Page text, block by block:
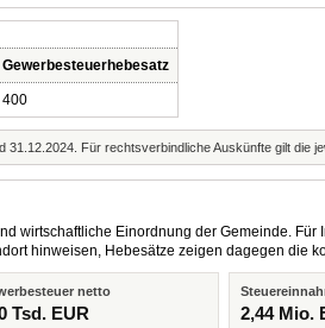
Gewerbesteuerhebesatz
400
Für rechtsverbindliche Auskünfte gilt die
wirtschaftliche Einordnung der Gemeinde. Für
hinweisen, Hebesätze zeigen dagegen die
netto
Tsd. EUR 2,44 Mio.